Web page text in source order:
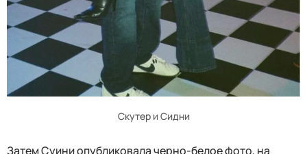
Скутер и Сидни
Затем Суини опубликовала черно-белое фото, на